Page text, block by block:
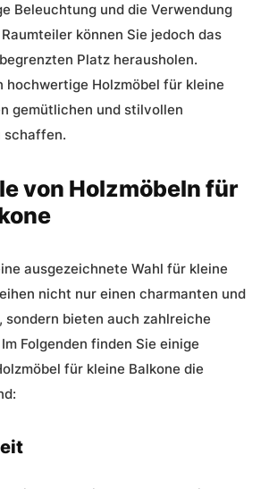
Beleuchtung und die Verwendung
können Sie jedoch das
Platz herausholen.
hochwertige Holzmöbel für kleine
gemütlichen und stilvollen
schaffen.
von Holzmöbeln für
ausgezeichnete Wahl für kleine
nicht nur einen charmanten und
sondern bieten auch zahlreiche
Folgenden finden Sie einige
für kleine Balkone die